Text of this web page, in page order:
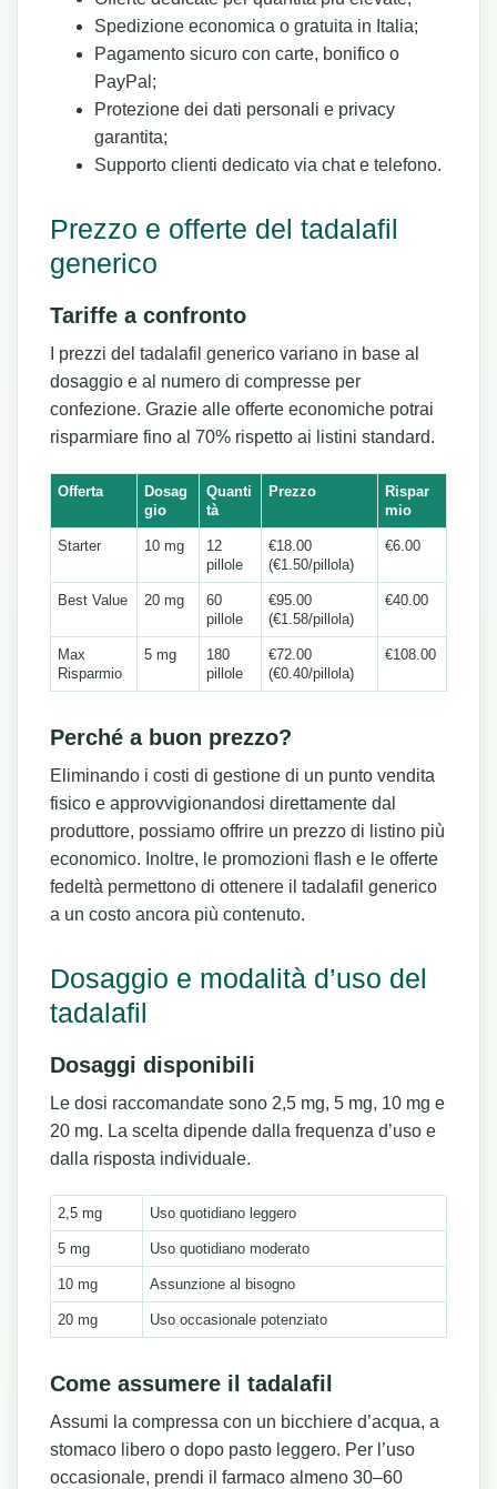
Spedizione economica o gratuita in Italia;
Pagamento sicuro con carte, bonifico o
PayPal;
Protezione dei dati personali e privacy
garantita;
Supporto clienti dedicato via chat e telefono.
Prezzo e offerte del tadalafil
generico
Tariffe a confronto
I prezzi del tadalafil generico variano in base al
dosaggio e al numero di compresse per
confezione. Grazie alle offerte economiche potrai
risparmiare fino al 70% rispetto ai listini standard.
Offerta
Dosag
gio
Quanti
tà
Prezzo
Rispar
mio
Starter 10 mg
12
pillole
€18.00
(€1.50/pillola)
€6.00
Best Value 20 mg
60
pillole
€95.00
(€1.58/pillola)
€40.00
Max
Risparmio
5 mg
180
pillole
€72.00
(€0.40/pillola)
€108.00
Perché a buon prezzo?
Eliminando i costi di gestione di un punto vendita
fisico e approvvigionandosi direttamente dal
produttore, possiamo offrire un prezzo di listino più
economico. Inoltre, le promozioni flash e le offerte
fedeltà permettono di ottenere il tadalafil generico
a un costo ancora più contenuto.
Dosaggio e modalità d’uso del
tadalafil
Dosaggi disponibili
Le dosi raccomandate sono 2,5 mg, 5 mg, 10 mg e
20 mg. La scelta dipende dalla frequenza d’uso e
dalla risposta individuale.
2,5 mg Uso quotidiano leggero
5 mg Uso quotidiano moderato
10 mg Assunzione al bisogno
20 mg Uso occasionale potenziato
Come assumere il tadalafil
Assumi la compressa con un bicchiere d’acqua, a
stomaco libero o dopo pasto leggero. Per l’uso
occasionale, prendi il farmaco almeno 30–60